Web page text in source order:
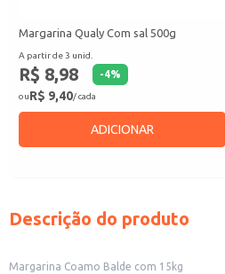
Margarina Qualy Com sal 500g
A partir de 3 unid.
R$ 8,98 -4%
ouR$ 9,40/ cada
ADICIONAR
Descrição do produto
Margarina Coamo Balde com 15kg